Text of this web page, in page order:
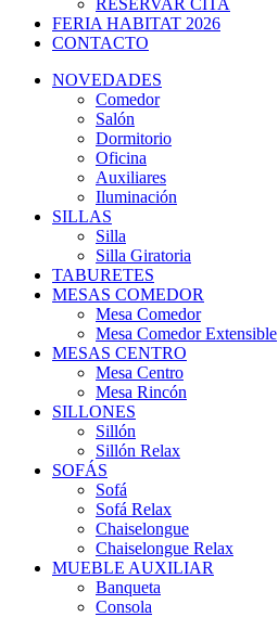
RESERVAR CITA
FERIA HABITAT 2026
CONTACTO
NOVEDADES
Comedor
Salón
Dormitorio
Oficina
Auxiliares
Iluminación
SILLAS
Silla
Silla Giratoria
TABURETES
MESAS COMEDOR
Mesa Comedor
Mesa Comedor Extensible
MESAS CENTRO
Mesa Centro
Mesa Rincón
SILLONES
Sillón
Sillón Relax
SOFÁS
Sofá
Sofá Relax
Chaiselongue
Chaiselongue Relax
MUEBLE AUXILIAR
Banqueta
Consola